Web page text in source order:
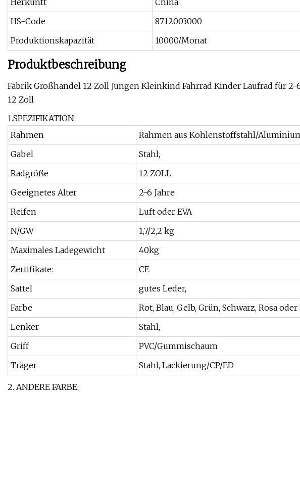
Herkunft
China
HS-Code
8712003000
Produktionskapazität
10000/Monat
Produktbeschreibung
Fabrik Großhandel 12 Zoll Jungen Kleinkind Fahrrad Kinder Laufrad für 2-
12 Zoll
1.SPEZIFIKATION:
Rahmen
Rahmen aus Kohlenstoffstahl/
Gabel
Stahl,
Radgröße
12 ZOLL
Geeignetes Alter
2-6 Jahre
Reifen
Luft oder EVA
N/GW
1,7/2,2 kg
Maximales Ladegewicht
40kg
Zertifikate:
CE
Sattel
gutes Leder,
Farbe
Rot, Blau, Gelb, Grün, Schwarz, Rosa
Lenker
Stahl,
Griff
PVC/Gummischaum
Träger
Stahl, Lackierung/CP/ED
2. ANDERE FARBE: